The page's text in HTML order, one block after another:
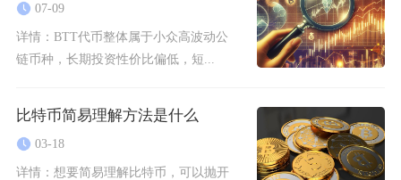
07-09
详情： BTT代币整体属于小众高波动公
链币种，长期投资性价比偏低，短...
比特币简易理解方法是什么
03-18
详情： 想要简易理解比特币，可以抛开